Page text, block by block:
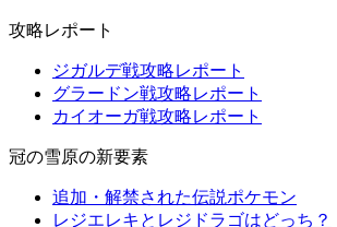
攻略レポート
ジガルデ戦攻略レポート
グラードン戦攻略レポート
カイオーガ戦攻略レポート
冠の雪原の新要素
追加・解禁された伝説ポケモン
レジエレキとレジドラゴはどっち？